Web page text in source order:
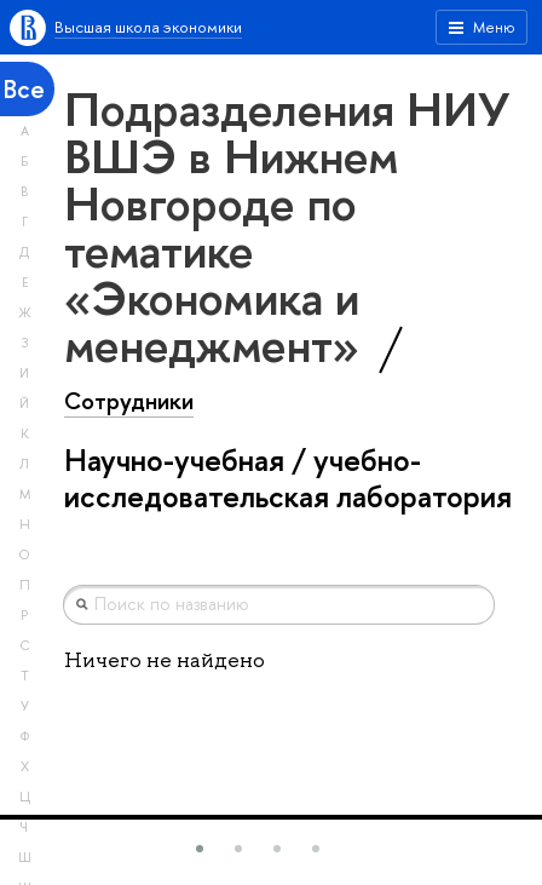
Меню
Высшая школа экономики
Все
А
Б
В
Г
Д
Е
Ж
З
И
Й
К
Л
М
Н
О
П
Р
С
Т
У
Ф
Х
Ц
Ч
Ш
Подразделения НИУ
ВШЭ в Нижнем
Новгороде по
тематике
«Экономика и
менеджмент»
Сотрудники
Научно-учебная / учебно-
исследовательская лаборатория
Ничего не найдено